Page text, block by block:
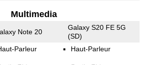
Multimedia
Note 20
Galaxy S20 FE 5G
(SD)
Parleur Haut-Parleur